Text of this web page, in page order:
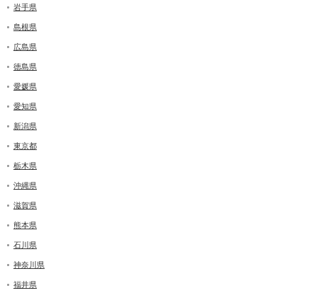
岩手県
島根県
広島県
徳島県
愛媛県
愛知県
新潟県
東京都
栃木県
沖縄県
滋賀県
熊本県
石川県
神奈川県
福井県